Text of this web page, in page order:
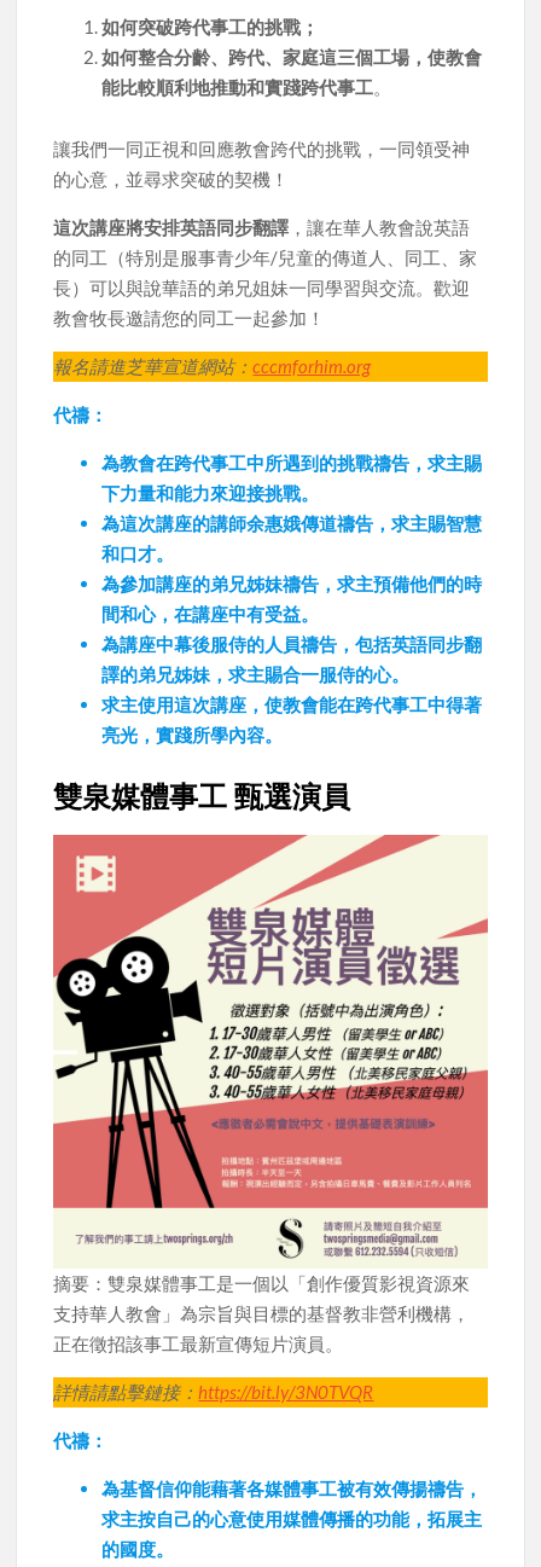
如何突破跨代事工的挑戰 ；
如何整合分齡、跨代、家庭這三個工場 ，使教會
能比較順利地推動和實踐跨代事工。
讓我們一同正視和回應教會跨代的挑戰，一同領受神
的心意，並尋求突破的契機！
這次講座將安排英語同步翻譯 ，讓在華人教會說英語
的同工（特別是服事青少年/兒童的傳道人、同工、家
長）可以與說華語的弟兄姐妹一同學習與交流。歡迎
教會牧長邀請您的同工一起參加！
報名請進芝華宣道網站：cccmforhim.org
代禱：
為教會在跨代事工中所遇到的挑戰禱告，求主賜
下力量和能力來迎接挑戰。
為這次講座的講師余惠娥傳道禱告，求主賜智慧
和口才。
為參加講座的弟兄姊妹禱告，求主預備他們的時
間和心，在講座中有受益。
為講座中幕後服侍的人員禱告，包括英語同步翻
譯的弟兄姊妹，求主賜合一服侍的心。
求主使用這次講座，使教會能在跨代事工中得著
亮光，實踐所學內容。
雙泉媒體事工 甄選演員
摘要：雙泉媒體事工是一個以「創作優質影視資源來
支持華人教會」為宗旨與目標的基督教非營利機構，
正在徵招該事工最新宣傳短片演員。
詳情請點擊鏈接：https://bit.ly/3N0TVQR
代禱：
為基督信仰能藉著各媒體事工被有效傳揚禱告，
求主按自己的心意使用媒體傳播的功能，拓展主
的國度。